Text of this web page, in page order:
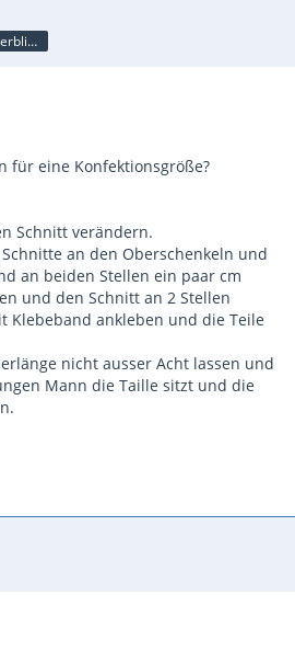
Mitglieder mit gewerblicher Verbindung, auch als Mitarbeiter/in
für eine Konfektionsgröße?
Schnitt verändern.
an den Oberschenkeln und
an beiden Stellen ein paar cm
und den Schnitt an 2 Stellen
Klebeband ankleben und die Teile
nicht ausser Acht lassen und
Mann die Taille sitzt und die